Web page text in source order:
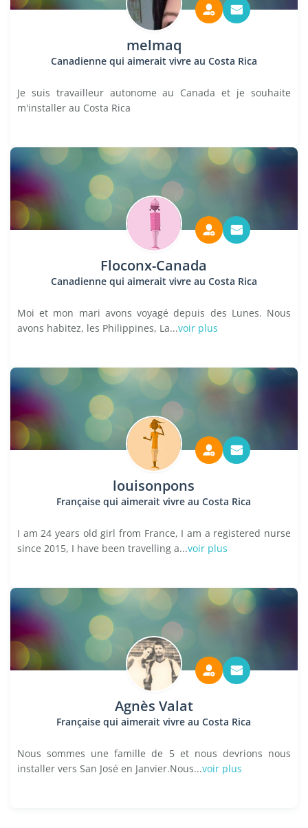
melmaq
Canadienne qui aimerait vivre au Costa Rica
Je suis travailleur autonome au Canada et je souhaite
m'installer au Costa Rica
Floconx-Canada
Canadienne qui aimerait vivre au Costa Rica
Moi et mon mari avons voyagé depuis des Lunes. Nous
avons habitez, les Philippines, La...voir plus
louisonpons
Française qui aimerait vivre au Costa Rica
I am 24 years old girl from France, I am a registered nurse
since 2015, I have been travelling a...voir plus
Agnès Valat
Française qui aimerait vivre au Costa Rica
Nous sommes une famille de 5 et nous devrions nous
installer vers San José en Janvier.Nous...voir plus